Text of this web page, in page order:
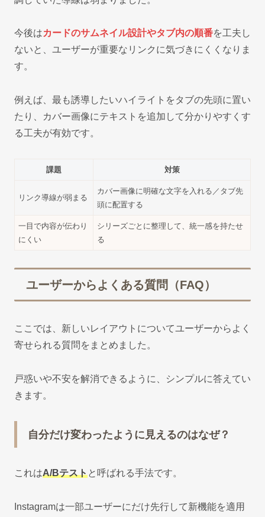
今後はカードのサムネイル設計やタブ内の順番を工夫し
ないと、ユーザーが重要なリンクに気づきにくくなりま
す。
例えば、最も誘導したいハイライトをタブの先頭に置い
たり、カバー画像にテキストを追加して分かりやすくす
る工夫が有効です。
課題 対策
リンク導線が弱まる
カバー画像に明確な文字を入れる／タブ先
頭に配置する
一目で内容が伝わり
にくい
シリーズごとに整理して、統一感を持たせ
る
ユーザーからよくある質問（FAQ）
ここでは、新しいレイアウトについてユーザーからよく
寄せられる質問をまとめました。
戸惑いや不安を解消できるように、シンプルに答えてい
きます。
自分だけ変わったように見えるのはなぜ？
これはA/Bテストと呼ばれる手法です。
Instagramは一部ユーザーにだけ先行して新機能を適用